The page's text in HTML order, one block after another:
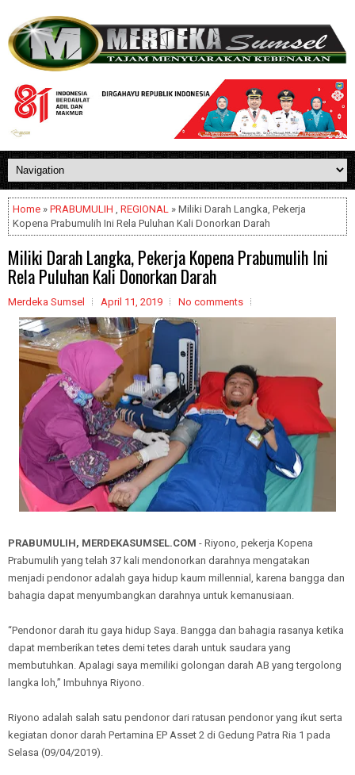
Home » PRABUMULIH , REGIONAL » Miliki Darah Langka, Pekerja
Kopena Prabumulih Ini Rela Puluhan Kali Donorkan Darah
Miliki Darah Langka, Pekerja Kopena Prabumulih Ini
Rela Puluhan Kali Donorkan Darah
Merdeka Sumsel April 11, 2019 No comments
PRABUMULIH, MERDEKASUMSEL.COM - Riyono, pekerja Kopena
Prabumulih yang telah 37 kali mendonorkan darahnya mengatakan
menjadi pendonor adalah gaya hidup kaum millennial, karena bangga dan
bahagia dapat menyumbangkan darahnya untuk kemanusiaan.
“Pendonor darah itu gaya hidup Saya. Bangga dan bahagia rasanya ketika
dapat memberikan tetes demi tetes darah untuk saudara yang
membutuhkan. Apalagi saya memiliki golongan darah AB yang tergolong
langka loh,” Imbuhnya Riyono.
Riyono adalah salah satu pendonor dari ratusan pendonor yang ikut serta
kegiatan donor darah Pertamina EP Asset 2 di Gedung Patra Ria 1 pada
Selasa (09/04/2019).